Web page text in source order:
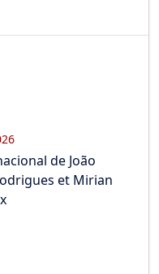
de João
et Mirian